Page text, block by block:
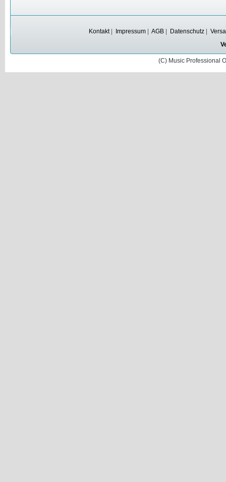
Kontakt| Impressum AGB Datenschutz
(C) Music Professional